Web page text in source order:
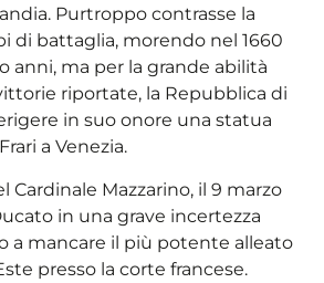
Purtroppo contrasse la
di battaglia, morendo nel 1660
anni, ma per la grande abilità
riportate, la Repubblica di
in suo onore una statua
a Venezia.
Cardinale Mazzarino, il 9 marzo
in una grave incertezza
a mancare il più potente alleato
presso la corte francese.